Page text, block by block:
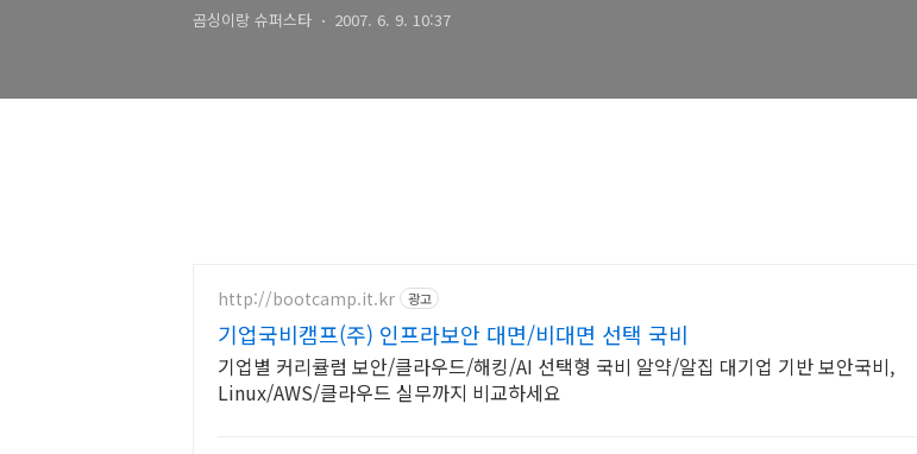
곰싱이랑 슈퍼스타 2007. 6. 9. 10:37
http://bootcamp.it.kr 광고
기업국비캠프(주) 인프라보안 대면/비대면 선택 국비
기업별 커리큘럼 보안/클라우드/해킹/AI 선택형 국비 알약/알집 대기업 기반 보안국비,
Linux/AWS/클라우드 실무까지 비교하세요